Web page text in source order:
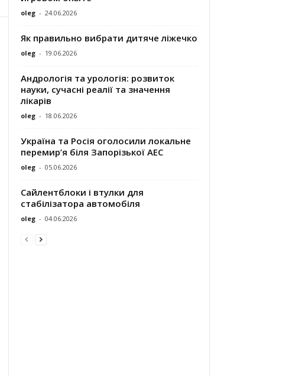
oleg - 24.06.2026
Як правильно вибрати дитяче ліжечко
oleg - 19.06.2026
Андрологія та урологія: розвиток
науки, сучасні реалії та значення
лікарів
oleg - 18.06.2026
Україна та Росія оголосили локальне
перемир’я біля Запорізької АЕС
oleg - 05.06.2026
Сайлентблоки і втулки для
стабілізатора автомобіля
oleg - 04.06.2026